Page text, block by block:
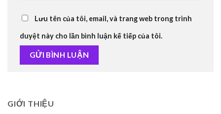
Lưu tên của tôi, email, và trang web trong trình
duyệt này cho lần bình luận kế tiếp của tôi.
GIỚI THIỆU